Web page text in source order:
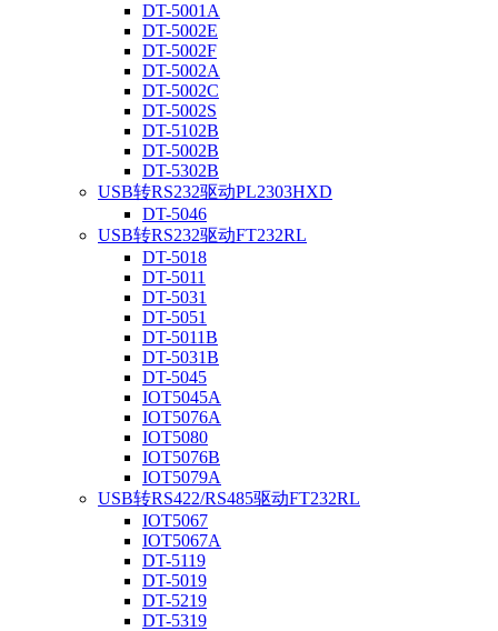
DT-5001A
DT-5002E
DT-5002F
DT-5002A
DT-5002C
DT-5002S
DT-5102B
DT-5002B
DT-5302B
USB转RS232驱动PL2303HXD
DT-5046
USB转RS232驱动FT232RL
DT-5018
DT-5011
DT-5031
DT-5051
DT-5011B
DT-5031B
DT-5045
IOT5045A
IOT5076A
IOT5080
IOT5076B
IOT5079A
USB转RS422/RS485驱动FT232RL
IOT5067
IOT5067A
DT-5119
DT-5019
DT-5219
DT-5319